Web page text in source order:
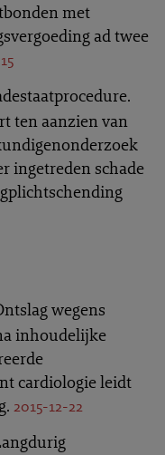
met
ad twee
ten aanzien van
ingetreden schade
wegens
inhoudelijke
cardiologie leidt
2015-12-22